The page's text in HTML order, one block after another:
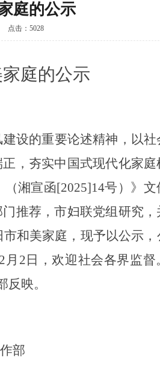
庭的公示
点击：5028
庭的公示
设的重要论述精神 ， 以
， 夯实中国式现代化家庭
（湘宣函[2025]14号） 》文
推荐，市妇联党组研究
市和美家庭，现予以公示，
月 2 日，欢迎社会各界监督
映。
部